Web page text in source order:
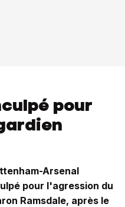
pour
Arsenal
pour l'agression du
Ramsdale, après le